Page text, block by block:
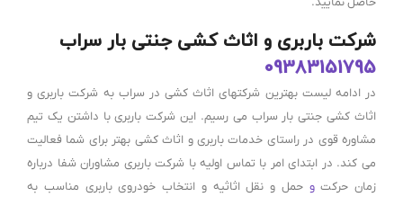
شرکت باربری و اثاث کشی جنتی بار سراب
09383151795
در ادامه لیست بهترین شرکتهای اثاث کشی در سراب به شرکت باربری و
اثاث کشی جنتی بار سراب می رسیم. این شرکت باربری با داشتن یک تیم
مشاوره قوی در راستای خدمات باربری و اثاث کشی بهتر برای شما فعالیت
می کند. در ابتدای امر با تماس اولیه با شرکت باربری مشاوران شفا درباره
زمان حرکتو حمل و نقل اثاثیه و انتخاب خودروی باربری مناسب به